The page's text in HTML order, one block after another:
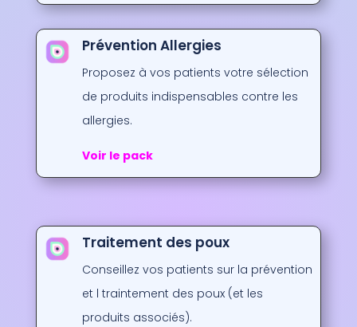
Prévention Allergies
Proposez à vos patients votre sélection
de produits indispensables contre les
allergies.
Voir le pack
Traitement des poux
Conseillez vos patients sur la prévention
et l traintement des poux (et les
produits associés).